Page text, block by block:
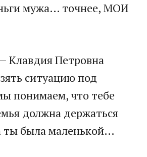
мужа… точнее, МОИ
Клавдия Петровна
ситуацию под
понимаем, что тебе
должна держаться
ты была маленькой…